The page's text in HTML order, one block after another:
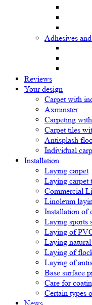
Adhesives
Reviews
Your design
Carpet with
Axminster
Carpeting
Carpet tiles
Antisplash
Individual
Installation
Laying carpet
Laying carpet
Commercial
Linoleum
Installation of
Laying sports
Laying of
Laying
Laying of
Laying of
Base surface
Care for
Certain types